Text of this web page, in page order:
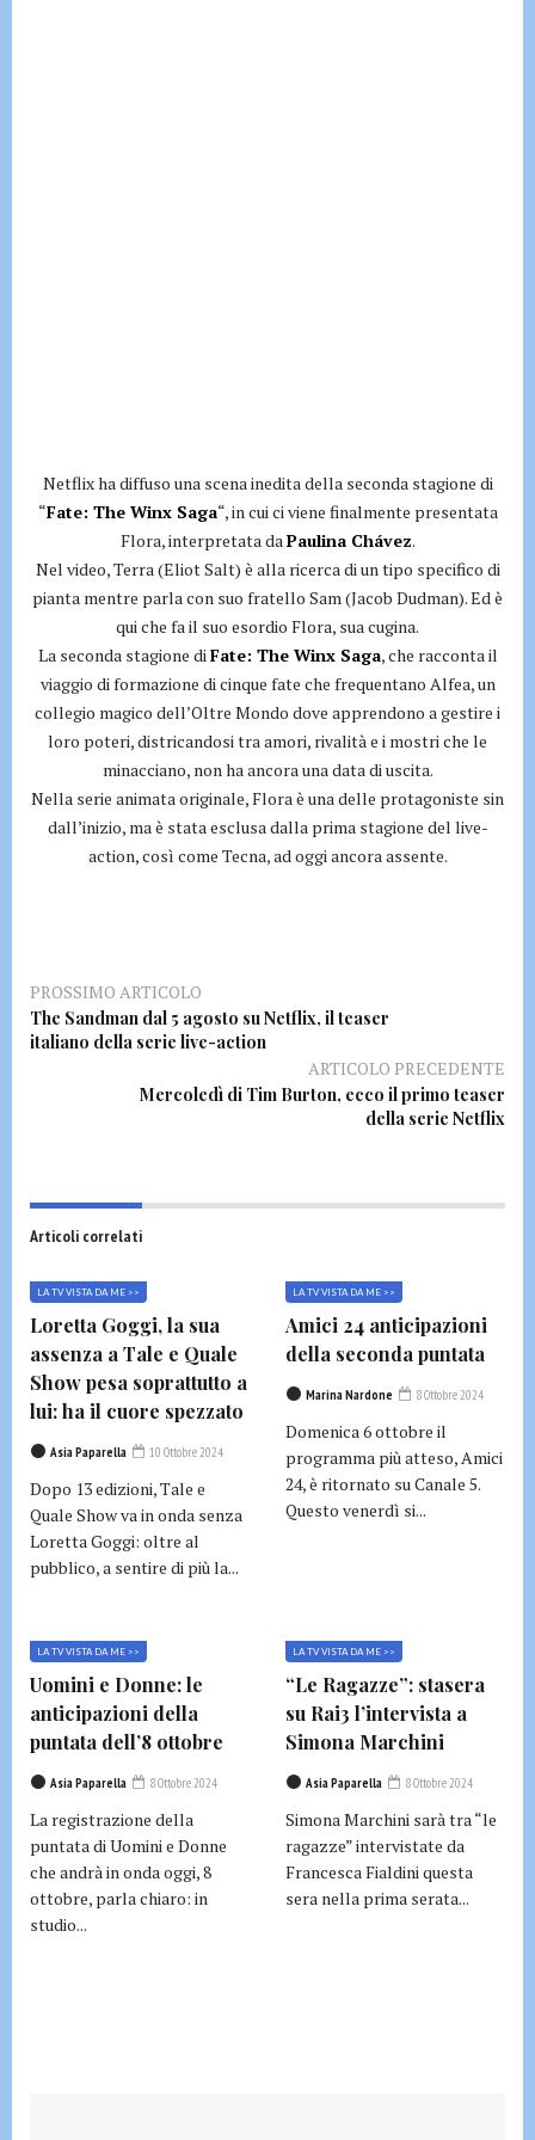
Netflix ha diffuso una scena inedita della seconda stagione di
“Fate: The Winx Saga“, in cui ci viene finalmente presentata
Flora, interpretata daPaulina Chávez.
Nel video, Terra (Eliot Salt) è alla ricerca di un tipo specifico di
pianta mentre parla con suo fratello Sam (Jacob Dudman). Ed è
qui che fa il suo esordio Flora, sua cugina.
La seconda stagione diFate: The Winx Saga, che racconta il
viaggio di formazione di cinque fate che frequentano Alfea, un
collegio magico dell’Oltre Mondo dove apprendono a gestire i
loro poteri, districandosi tra amori, rivalità e i mostri che le
minacciano, non ha ancora una data di uscita.
Nella serie animata originale, Flora è una delle protagoniste sin
dall’inizio, ma è stata esclusa dalla prima stagione del live-
action, così come Tecna, ad oggi ancora assente.
PROSSIMO ARTICOLO
The Sandman dal 5 agosto su Netflix, il teaser
italiano della serie live-action
ARTICOLO PRECEDENTE
Mercoledì di Tim Burton, ecco il primo teaser
della serie Netflix
Articoli correlati
LA TV VISTA DA ME >>
Loretta Goggi, la sua
assenza a Tale e Quale
Show pesa soprattutto a
lui: ha il cuore spezzato
Asia Paparella 10 Ottobre 2024
Dopo 13 edizioni, Tale e
Quale Show va in onda senza
Loretta Goggi: oltre al
pubblico, a sentire di più la...
LA TV VISTA DA ME >>
Amici 24 anticipazioni
della seconda puntata
Marina Nardone 8 Ottobre 2024
Domenica 6 ottobre il
programma più atteso, Amici
24, è ritornato su Canale 5.
Questo venerdì si...
LA TV VISTA DA ME >>
Uomini e Donne: le
anticipazioni della
puntata dell’8 ottobre
Asia Paparella 8 Ottobre 2024
La registrazione della
puntata di Uomini e Donne
che andrà in onda oggi, 8
ottobre, parla chiaro: in
studio...
LA TV VISTA DA ME >>
“Le Ragazze”: stasera
su Rai3 l’intervista a
Simona Marchini
Asia Paparella 8 Ottobre 2024
Simona Marchini sarà tra “le
ragazze” intervistate da
Francesca Fialdini questa
sera nella prima serata...